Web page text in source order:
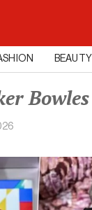
BEAUTY
Bowles